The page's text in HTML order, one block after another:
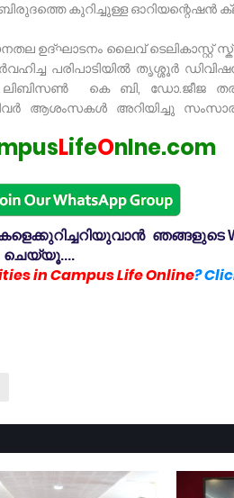
കുറിച്ചുള്ള ഓറിയന്റെഷൻ
ഉദ്ഘാടനം ലൈവ് ടെലികാസ്റ്റ്
പരിപാടിയിൽ തൃശ്ശൂർ
ലിബിസൺ കെ ബി, ഡോ.ജീജ
ആശംസകൾ അറിയിച്ചു
LifeOnlne.com
ഞങ്ങളുടെ
ചെയ്യൂ....
in Campus Life Online?